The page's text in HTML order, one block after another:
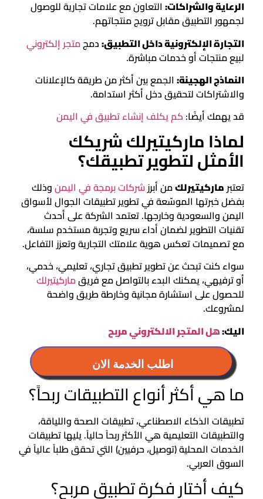
الرعاية والشراكات: التعاون مع علامات تجارية للوصول
لجمهور التطبيق مقابل ترويج منتجاتهم.
التجارة الإلكترونية داخل التطبيق:دمجمتجر إلكتروني
لبيع منتجات أو خدمات مباشرة.
النماذج الهجينة: الجمع بين أكثر من طريقة كالإعلانات
والاشتراكات لتحقيق دخل أكثر استدامة.
قد يهمك أيضًا: كم يكلف إنشاء تطبيق في اليمن
لماذا ماركيتيرلك شريكك
الأمثل لتطوير تطبيقك؟
تعتبر ماركيتيرلكمن أبرزشركات برمجة في اليمنوذلك
بفضل خبرتها الموسّعة في تطوير تطبيقات الجوال لأسواق
اليمن والسعودية وخارجها. تعتمد الشركة على أحدث
تقنيات التطوير لضمان أداء سريع وتجربة مستخدم سلسة،
مع تصميمات تعكس هوية علامتك التجارية وتعزز التفاعل.
سواء كنت تبحث عن تطوير تطبيق تجاري، تعليمي، خدمي،
أو ترفيهي، يمكنك البدء بالتواصل مع فريقماركيتيرلك
للحصول على استشارة مجانية وخارطة طريق واضحة
لمشروعك.
اليك:هل المتجر الالكتروني مربح
اطلب الخدمة الان
ما هي أكثر أنواع التطبيقات ربحاً؟
تطبيقات الذكاء الاصطناعي، تطبيقات الصحة واللياقة،
والتطبيقات التعليمية هي الأكثر ربحاً حالياً. يليها تطبيقات
الخدمات المحلية (توصيل، حرفيين) التي تحقق طلباً عالياً في
السوق العربي.
كيف أختار فكرة تطبيق مربح؟